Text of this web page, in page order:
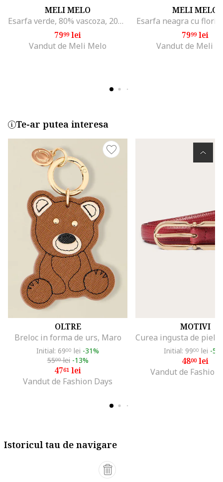
MELI MELO
Esarfa verde, 80% vascoza, 20% bumbac, 80x190cm
7999lei
Vandut de Meli Melo
MELI MELO
Esarfa neagra cu flori
7999lei
Vandut de Meli
Te-ar putea interesa
OLTRE
Breloc in forma de urs, Maro
Initial: 6900 lei -31%
5500lei -13%
4761 lei
Vandut de Fashion Days
MOTIVI
Initial: 9900 lei -
4800lei
Vandut de Fashion
Istoricul tau de navigare